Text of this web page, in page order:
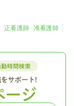
正看護師
准看護師